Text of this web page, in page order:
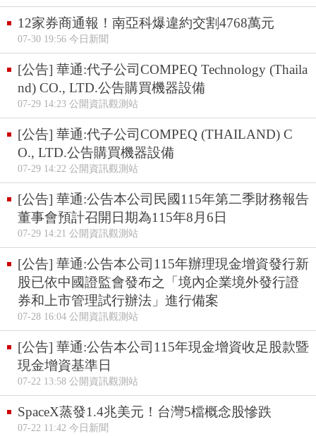
12家券商通報！南亞科爆違約交割4768萬元
07-30 19:56 今日新聞
[公告] 華通:代子公司COMPEQ Technology (Thaila
nd) CO., LTD.公告購買機器設備
07-29 14:23 公開資訊觀測站
[公告] 華通:代子公司COMPEQ (THAILAND) C
O., LTD.公告購買機器設備
07-29 14:22 公開資訊觀測站
[公告] 華通:公告本公司民國115年第二季財務報告
董事會預計召開日期為115年8月6日
07-29 14:21 公開資訊觀測站
[公告] 華通:公告本公司115年辦理現金增資發行新
股已依中國證監會發布之「境內企業境外發行證
券和上市管理試行辦法」進行備案
07-28 16:04 公開資訊觀測站
[公告] 華通:公告本公司115年現金增資收足股款暨
現金增資基準日
07-22 13:58 公開資訊觀測站
SpaceX蒸發1.4兆美元！台灣5檔概念股慘跌
07-22 11:42 今日新聞